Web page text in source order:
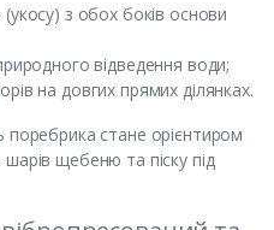
з обох боків основи
відведення води;
на довгих прямих ділянках.
поребрика стане орієнтиром
щебеню та піску під